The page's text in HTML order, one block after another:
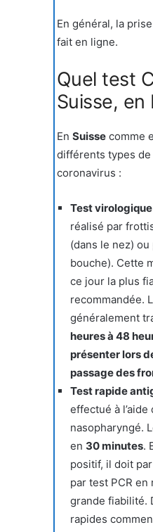
En général, la
fait en ligne.
Quel test
Suisse, en
En Suisse comme
différents types
coronavirus :
Test virologique
réalisé par
(dans le nez)
bouche). Cette
ce jour la plus
recommandée.
généralement
heures à 48
présenter lors
passage des
Test rapide
effectué à l’aide
nasopharyngé.
en 30 minutes.
positif, il doit
par test PCR en
grande fiabilité.
rapides